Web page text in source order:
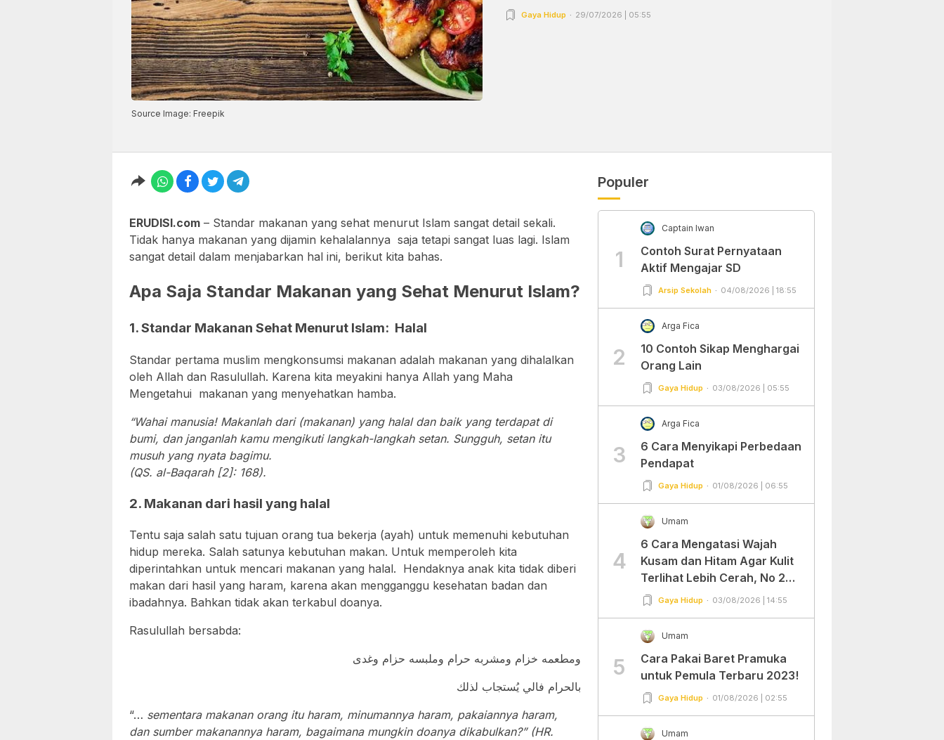
Source Image: Freepik
Gaya Hidup 29/07/2026 | 05:55
ERUDISI.com – Standar makanan yang sehat menurut Islam sangat detail sekali.
Tidak hanya makanan yang dijamin kehalalannya saja tetapi sangat luas lagi. Islam
sangat detail dalam menjabarkan hal ini, berikut kita bahas.
Apa Saja Standar Makanan yang Sehat Menurut Islam?
1. Standar Makanan Sehat Menurut Islam: Halal
Standar pertama muslim mengkonsumsi makanan adalah makanan yang dihalalkan
oleh Allah dan Rasulullah. Karena kita meyakini hanya Allah yang Maha
Mengetahui makanan yang menyehatkan hamba.
“Wahai manusia! Makanlah dari (makanan) yang halal dan baik yang terdapat di
bumi, dan janganlah kamu mengikuti langkah-langkah setan. Sungguh, setan itu
musuh yang nyata bagimu.
(QS. al-Baqarah [2]: 168).
2. Makanan dari hasil yang halal
Tentu saja salah satu tujuan orang tua bekerja (ayah) untuk memenuhi kebutuhan
hidup mereka. Salah satunya kebutuhan makan. Untuk memperoleh kita
diperintahkan untuk mencari makanan yang halal. Hendaknya anak kita tidak diberi
makan dari hasil yang haram, karena akan mengganggu kesehatan badan dan
ibadahnya. Bahkan tidak akan terkabul doanya.
Rasulullah bersabda:
ومطعمه خزام ومشربه حرام وملبسه حزام وغدى
بالحرام فالي يُستجاب لذلك
“… sementara makanan orang itu haram, minumannya haram, pakaiannya haram,
dan sumber makanannya haram, bagaimana mungkin doanya dikabulkan?” (HR.
Populer
1
Captain Iwan
Contoh Surat Pernyataan
Aktif Mengajar SD
Arsip Sekolah 04/08/2026 | 18:55
2
Arga Fica
10 Contoh Sikap Menghargai
Orang Lain
Gaya Hidup 03/08/2026 | 05:55
3
Arga Fica
6 Cara Menyikapi Perbedaan
Pendapat
Gaya Hidup 01/08/2026 | 06:55
4
Umam
6 Cara Mengatasi Wajah
Kusam dan Hitam Agar Kulit
Terlihat Lebih Cerah, No 2
Gampang Banget dan Mudah
Gaya Hidup 03/08/2026 | 14:55
5
Umam
Cara Pakai Baret Pramuka
untuk Pemula Terbaru 2023!
Gaya Hidup 01/08/2026 | 02:55
Umam